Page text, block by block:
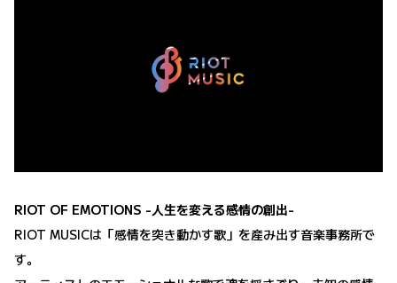
RIOT OF EMOTIONS -人生を変える感情の創出-
RIOT MUSICは「感情を突き動かす歌」を産み出す音楽事務所で
す。